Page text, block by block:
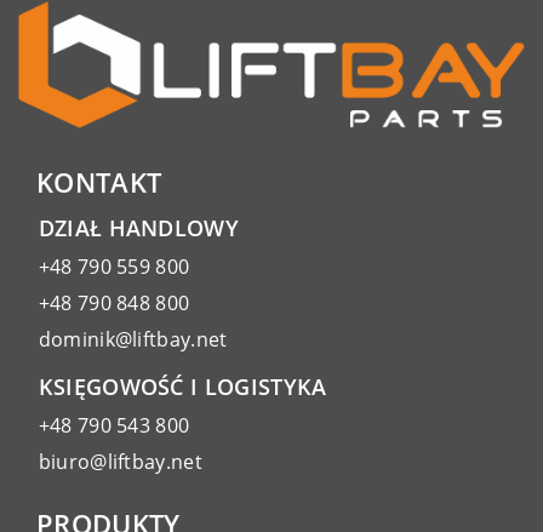
KONTAKT
DZIAŁ HANDLOWY
+48 790 559 800
+48 790 848 800
dominik@liftbay.net
KSIĘGOWOŚĆ I LOGISTYKA
+48 790 543 800
biuro@liftbay.net
PRODUKTY